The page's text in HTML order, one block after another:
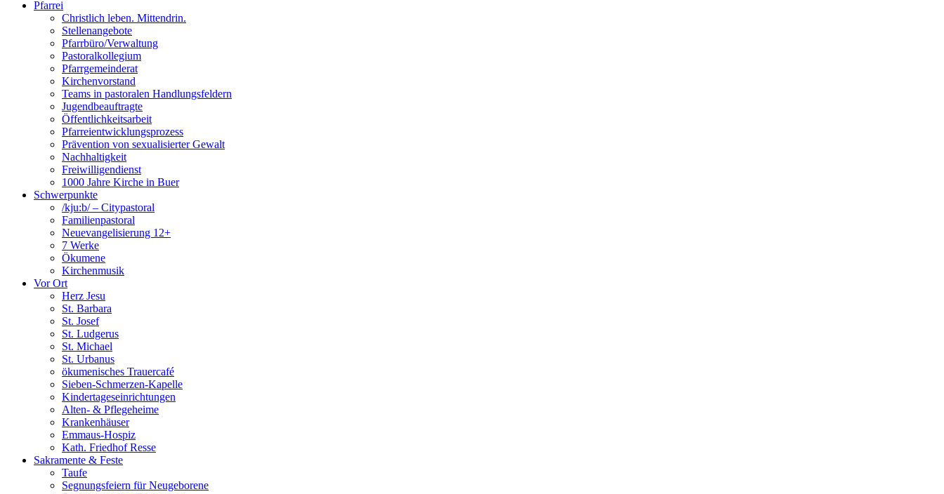
Pfarrei
Christlich leben. Mittendrin.
Stellenangebote
Pfarrbüro/Verwaltung
Pastoralkollegium
Pfarrgemeinderat
Kirchenvorstand
Teams in pastoralen Handlungsfeldern
Jugendbeauftragte
Öffentlichkeitsarbeit
Pfarreientwicklungsprozess
Prävention von sexualisierter Gewalt
Nachhaltigkeit
Freiwilligendienst
1000 Jahre Kirche in Buer
Schwerpunkte
/kju:b/ – Citypastoral
Familienpastoral
Neuevangelisierung 12+
7 Werke
Ökumene
Kirchenmusik
Vor Ort
Herz Jesu
St. Barbara
St. Josef
St. Ludgerus
St. Michael
St. Urbanus
ökumenisches Trauercafé
Sieben-Schmerzen-Kapelle
Kindertageseinrichtungen
Alten- & Pflegeheime
Krankenhäuser
Emmaus-Hospiz
Kath. Friedhof Resse
Sakramente & Feste
Taufe
Segnungsfeiern für Neugeborene